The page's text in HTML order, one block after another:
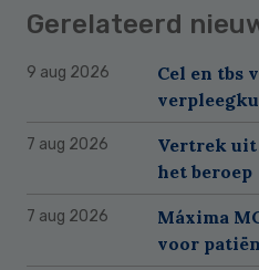
Gerelateerd
9 aug 2026
Cel en tbs
7 aug 2026
Vertrek uit
het beroep
7 aug 2026
Máxima
voor